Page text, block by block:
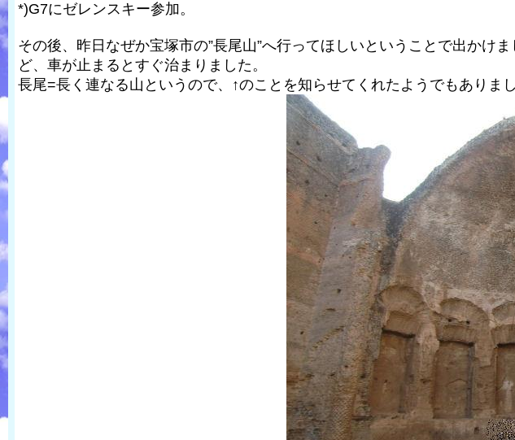
*)G7にゼレンスキー参加。
その後、昨日なぜか宝塚市の”長尾山”へ行ってほしいということで出かけ
ど、車が止まるとすぐ治まりました。
長尾=長く連なる山というので、↑のことを知らせてくれたようでもありまし